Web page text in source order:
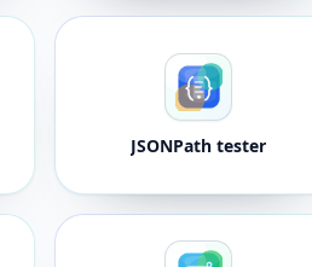
JSONPath tester